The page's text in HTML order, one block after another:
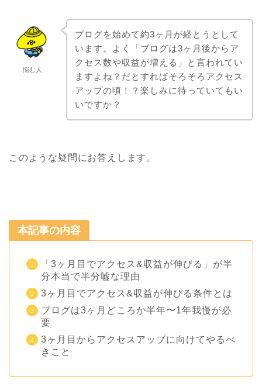
悩む人
ブログを始めて約3ヶ月が経とうとして
います。よく「ブログは3ヶ月後からア
クセス数や収益が増える」と言われてい
ますよね？だとすればそろそろアクセス
アップの頃！？楽しみに待っていてもい
いですか？
このような疑問にお答えします。
本記事の内容
「3ヶ月目でアクセス&収益が伸びる」が半
分本当で半分嘘な理由
3ヶ月目でアクセス&収益が伸びる条件とは
ブログは3ヶ月どころか半年〜1年我慢が必
要
3ヶ月目からアクセスアップに向けてやるべ
きこと